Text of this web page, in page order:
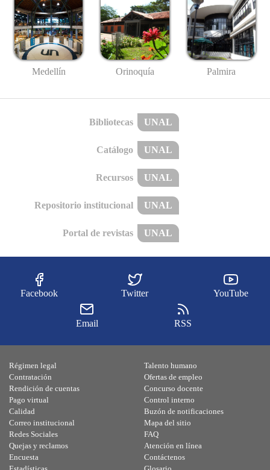
Medellín Orinoquía Palmira
Bibliotecas UNAL
Catálogo UNAL
Recursos UNAL
Repositorio institucional UNAL
Portal de revistas UNAL
Facebook Twitter YouTube
Email RSS
Régimen legal
Contratación
Rendición de cuentas
Pago virtual
Calidad
Talento humano
Ofertas de empleo
Concurso docente
Control interno
Buzón de notificaciones
Correo institucional
Redes Sociales
Quejas y reclamos
Encuesta
Mapa del sitio
FAQ
Atención en línea
Contáctenos